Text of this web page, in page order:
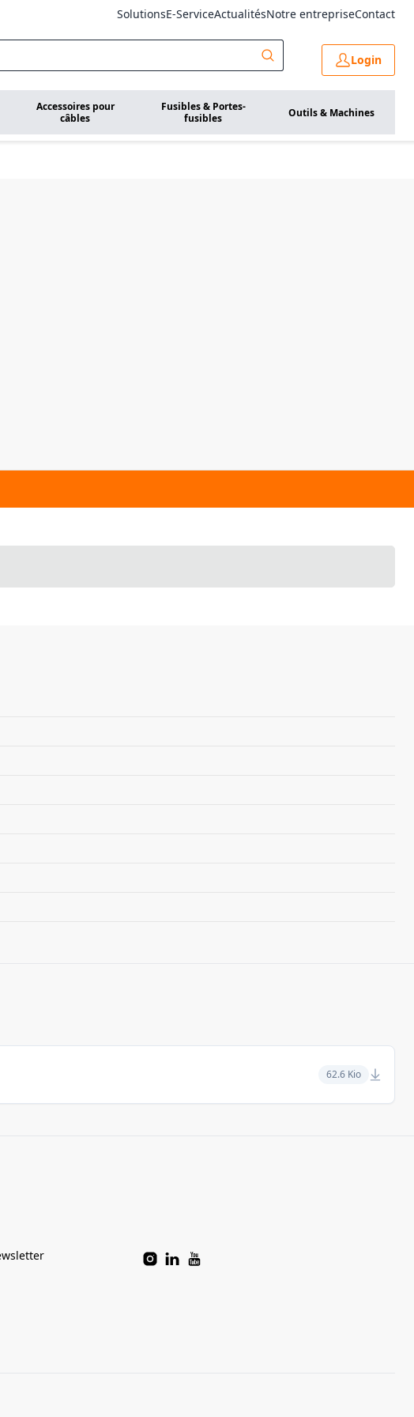
SolutionsE-ServiceActualitésNotre entrepriseContact
Login
Accessoires pour
câbles
Fusibles & Portes-
fusibles
Outils & Machines
62.6 Kio